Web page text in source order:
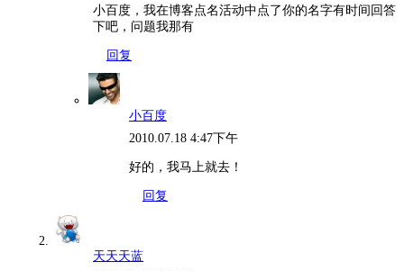
小百度，我在博客点名活动中点了你的名字有时间回答
下吧，问题我那有
回复
小百度
2010.07.18 4:47下午
好的，我马上就去！
回复
天天天蓝